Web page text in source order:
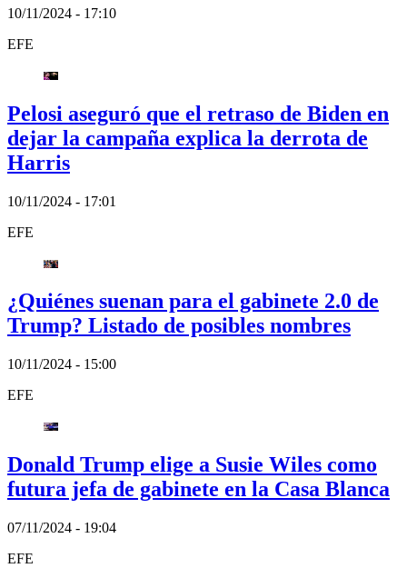
10/11/2024 - 17:10
EFE
Pelosi aseguró que el retraso de Biden en
dejar la campaña explica la derrota de
Harris
10/11/2024 - 17:01
EFE
¿Quiénes suenan para el gabinete 2.0 de
Trump? Listado de posibles nombres
10/11/2024 - 15:00
EFE
Donald Trump elige a Susie Wiles como
futura jefa de gabinete en la Casa Blanca
07/11/2024 - 19:04
EFE